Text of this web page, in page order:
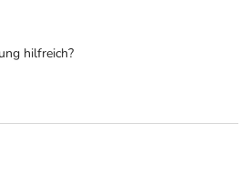
hilfreich?